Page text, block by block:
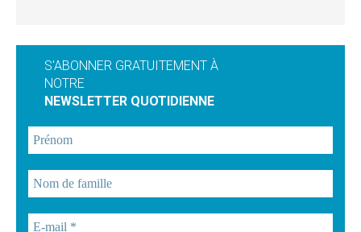
S'ABONNER GRATUITEMENT À
NOTRE
NEWSLETTER QUOTIDIENNE